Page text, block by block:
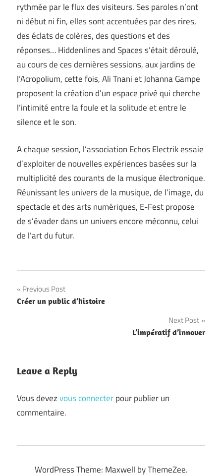
rythmée par le flux des visiteurs. Ses paroles n’ont
ni début ni fin, elles sont accentuées par des rires,
des éclats de colères, des questions et des
réponses… Hiddenlines and Spaces s’était déroulé,
au cours de ces dernières sessions, aux jardins de
l’Acropolium, cette fois, Ali Tnani et Johanna Gampe
proposent la création d’un espace privé qui cherche
l’intimité entre la foule et la solitude et entre le
silence et le son.
A chaque session, l’association Echos Electrik essaie
d’exploiter de nouvelles expériences basées sur la
multiplicité des courants de la musique électronique.
Réunissant les univers de la musique, de l’image, du
spectacle et des arts numériques, E-Fest propose
de s’évader dans un univers encore méconnu, celui
de l’art du futur.
Navigation
de
Previous Post
Créer un public d’histoire
Next Post
L’impératif d’innover
Leave a Reply
Vous devezvous connecterpour publier un
commentaire.
WordPress Theme: Maxwell by ThemeZee.